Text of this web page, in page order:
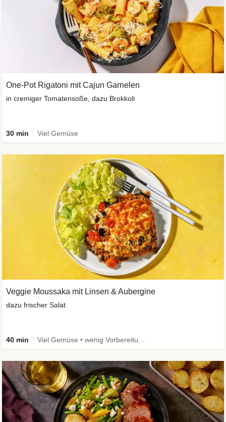
One-Pot Rigatoni mit Cajun Garnelen
in cremiger Tomatensoße, dazu Brokkoli
30 min Viel Gemüse
Veggie Moussaka mit Linsen & Aubergine
dazu frischer Salat
40 min